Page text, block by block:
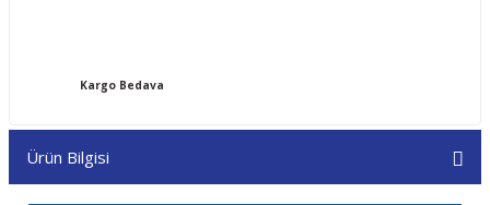
Kargo Bedava
Ürün Bilgisi